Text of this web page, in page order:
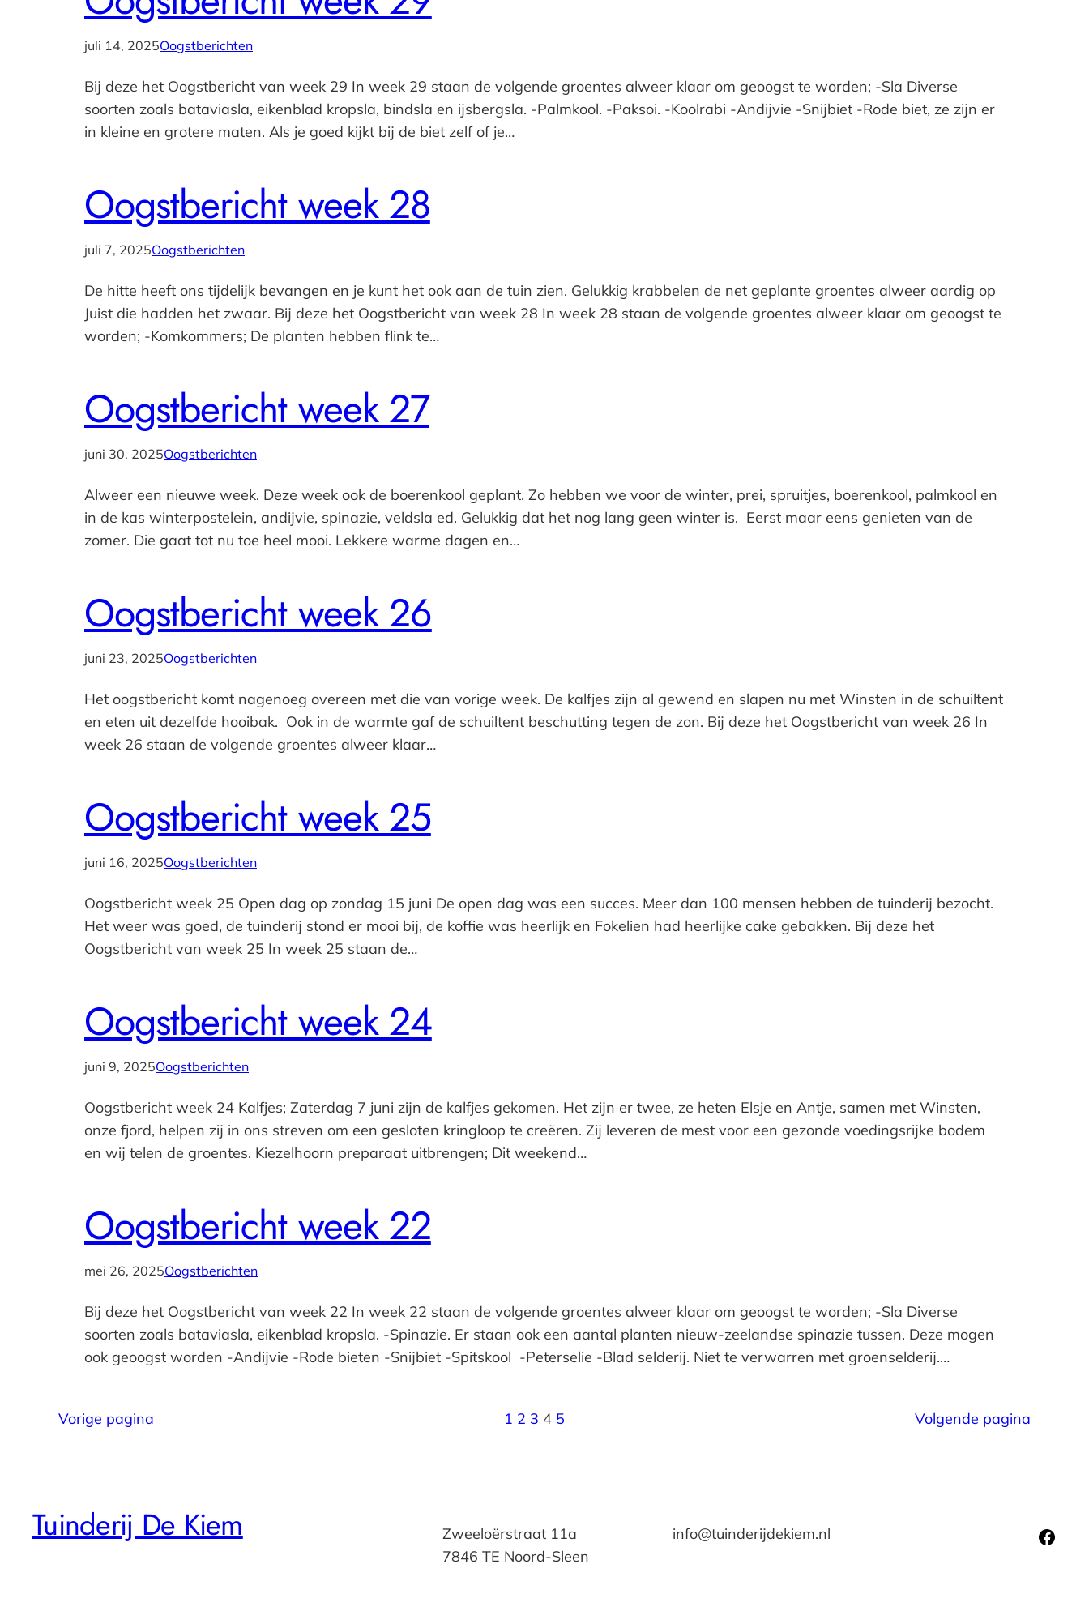
juli 14, 2025Oogstberichten
Bij deze het Oogstbericht van week 29 In week 29 staan de volgende groentes alweer klaar om geoogst te worden; -Sla Diverse
soorten zoals bataviasla, eikenblad kropsla, bindsla en ijsbergsla. -Palmkool. -Paksoi. -Koolrabi -Andijvie -Snijbiet -Rode biet, ze zijn er
in kleine en grotere maten. Als je goed kijkt bij de biet zelf of je…
Oogstbericht week 28
juli 7, 2025Oogstberichten
De hitte heeft ons tijdelijk bevangen en je kunt het ook aan de tuin zien. Gelukkig krabbelen de net geplante groentes alweer aardig op
Juist die hadden het zwaar. Bij deze het Oogstbericht van week 28 In week 28 staan de volgende groentes alweer klaar om geoogst te
worden; -Komkommers; De planten hebben flink te…
Oogstbericht week 27
juni 30, 2025Oogstberichten
Alweer een nieuwe week. Deze week ook de boerenkool geplant. Zo hebben we voor de winter, prei, spruitjes, boerenkool, palmkool en
in de kas winterpostelein, andijvie, spinazie, veldsla ed. Gelukkig dat het nog lang geen winter is. Eerst maar eens genieten van de
zomer. Die gaat tot nu toe heel mooi. Lekkere warme dagen en…
Oogstbericht week 26
juni 23, 2025Oogstberichten
Het oogstbericht komt nagenoeg overeen met die van vorige week. De kalfjes zijn al gewend en slapen nu met Winsten in de schuiltent
en eten uit dezelfde hooibak. Ook in de warmte gaf de schuiltent beschutting tegen de zon. Bij deze het Oogstbericht van week 26 In
week 26 staan de volgende groentes alweer klaar…
Oogstbericht week 25
juni 16, 2025Oogstberichten
Oogstbericht week 25 Open dag op zondag 15 juni De open dag was een succes. Meer dan 100 mensen hebben de tuinderij bezocht.
Het weer was goed, de tuinderij stond er mooi bij, de koffie was heerlijk en Fokelien had heerlijke cake gebakken. Bij deze het
Oogstbericht van week 25 In week 25 staan de…
Oogstbericht week 24
juni 9, 2025Oogstberichten
Oogstbericht week 24 Kalfjes; Zaterdag 7 juni zijn de kalfjes gekomen. Het zijn er twee, ze heten Elsje en Antje, samen met Winsten,
onze fjord, helpen zij in ons streven om een gesloten kringloop te creëren. Zij leveren de mest voor een gezonde voedingsrijke bodem
en wij telen de groentes. Kiezelhoorn preparaat uitbrengen; Dit weekend…
Oogstbericht week 22
mei 26, 2025Oogstberichten
Bij deze het Oogstbericht van week 22 In week 22 staan de volgende groentes alweer klaar om geoogst te worden; -Sla Diverse
soorten zoals bataviasla, eikenblad kropsla. -Spinazie. Er staan ook een aantal planten nieuw-zeelandse spinazie tussen. Deze mogen
ook geoogst worden -Andijvie -Rode bieten -Snijbiet -Spitskool -Peterselie -Blad selderij. Niet te verwarren met groenselderij.…
Vorige pagina 1 2 3 4 5 Volgende pagina
Tuinderij De Kiem
Zweeloërstraat 11a
7846 TE Noord-Sleen
info@tuinderijdekiem.nl Facebook